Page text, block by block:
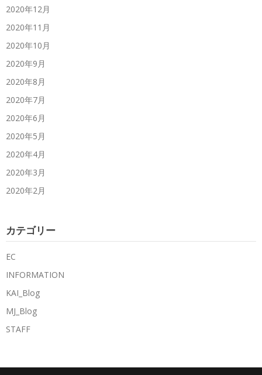
2020年12月
2020年11月
2020年10月
2020年9月
2020年8月
2020年7月
2020年6月
2020年5月
2020年4月
2020年3月
2020年2月
カテゴリー
EC
INFORMATION
KAI_Blog
MJ_Blog
STAFF